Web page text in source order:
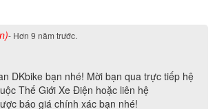
- Hơn 9 năm trước.
DKbike bạn nhé! Mời bạn qua trực tiếp hệ
Thế Giới Xe Điện hoặc liên hệ
báo giá chính xác bạn nhé!